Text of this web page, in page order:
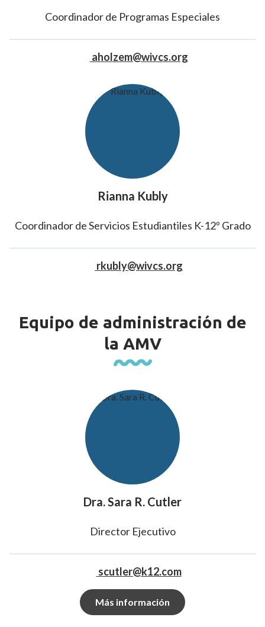
Coordinador de Programas Especiales
aholzem@wivcs.org
Rianna Kubly
Coordinador de Servicios Estudiantiles K-12º Grado
rkubly@wivcs.org
Equipo de administración de
la AMV
Dra. Sara R. Cutler
Director Ejecutivo
scutler@k12.com
Más información